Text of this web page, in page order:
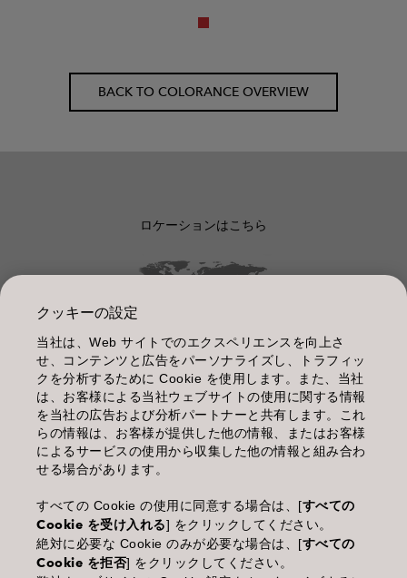
BACK TO COLORANCE OVERVIEW
ロケーションはこちら
管理情報
利用規約
個人情報保護指針
化粧品等の使用上の注意
(土・日・休日を除く 9:00-12:00 / 13:00-17:00)
※年末年始休業；12/30~1/4
クッキーの設定
当社は、Web サイトでのエクスペリエンスを向上さ
せ、コンテンツと広告をパーソナライズし、トラフィッ
クを分析するために Cookie を使用します。また、当社
は、お客様による当社ウェブサイトの使用に関する情報
を当社の広告および分析パートナーと共有します。これ
らの情報は、お客様が提供した他の情報、またはお客様
によるサービスの使用から収集した他の情報と組み合わ
せる場合があります。
すべての Cookie の使用に同意する場合は、[すべての
Cookie を受け入れる] をクリックしてください。
絶対に必要な Cookie のみが必要な場合は、[すべての
Cookie を拒否] をクリックしてください。